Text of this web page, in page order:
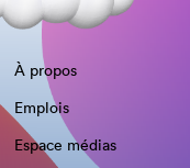
À propos
Emplois
Espace médias